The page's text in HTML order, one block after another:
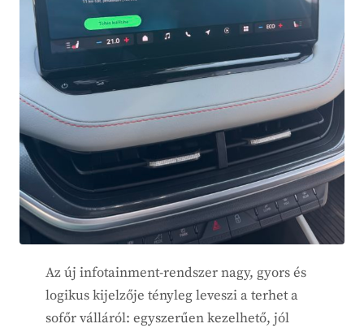
Az új infotainment-rendszer nagy, gyors és
logikus kijelzője tényleg leveszi a terhet a
sofőr válláról: egyszerűen kezelhető, jól